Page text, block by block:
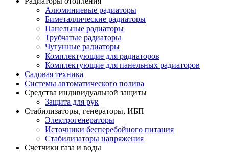
Алюминиевые радиаторы
Биметаллические радиаторы
Панельные радиаторы
Трубчатые радиаторы
Чугунные радиаторы
Комплектующие для радиаторов
Комплектующие для панельных радиаторов
Садовая техника
Системы автоматического полива
Средства индивидуальной защиты
Защита для рук
Стабилизаторы, генераторы, ИБП
Электрогенераторы
Источники бесперебойного питания
Стабилизаторы напряжения
Счетчики газа и воды